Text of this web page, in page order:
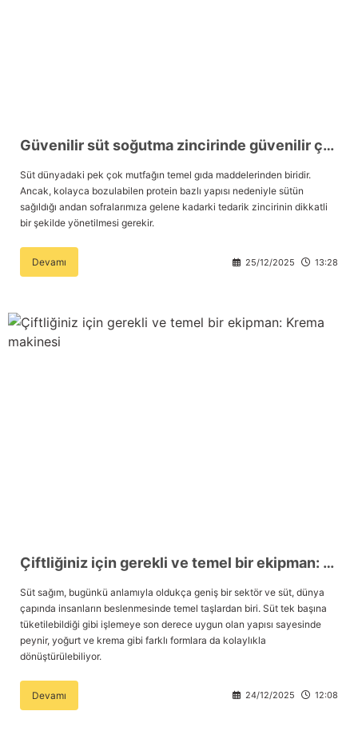
Güvenilir süt soğutma zincirinde güvenilir çözüm ortağınız: Enka Tarım
Süt dünyadaki pek çok mutfağın temel gıda maddelerinden biridir.
Ancak, kolayca bozulabilen protein bazlı yapısı nedeniyle sütün
sağıldığı andan sofralarımıza gelene kadarki tedarik zincirinin dikkatli
bir şekilde yönetilmesi gerekir.
Devamı 25/12/2025 13:28
Çiftliğiniz için gerekli ve temel bir ekipman: Krema makinesi
Süt sağım, bugünkü anlamıyla oldukça geniş bir sektör ve süt, dünya
çapında insanların beslenmesinde temel taşlardan biri. Süt tek başına
tüketilebildiği gibi işlemeye son derece uygun olan yapısı sayesinde
peynir, yoğurt ve krema gibi farklı formlara da kolaylıkla
dönüştürülebiliyor.
Devamı 24/12/2025 12:08